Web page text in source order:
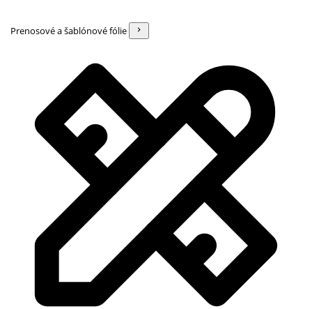
Prenosové a šablónové fólie